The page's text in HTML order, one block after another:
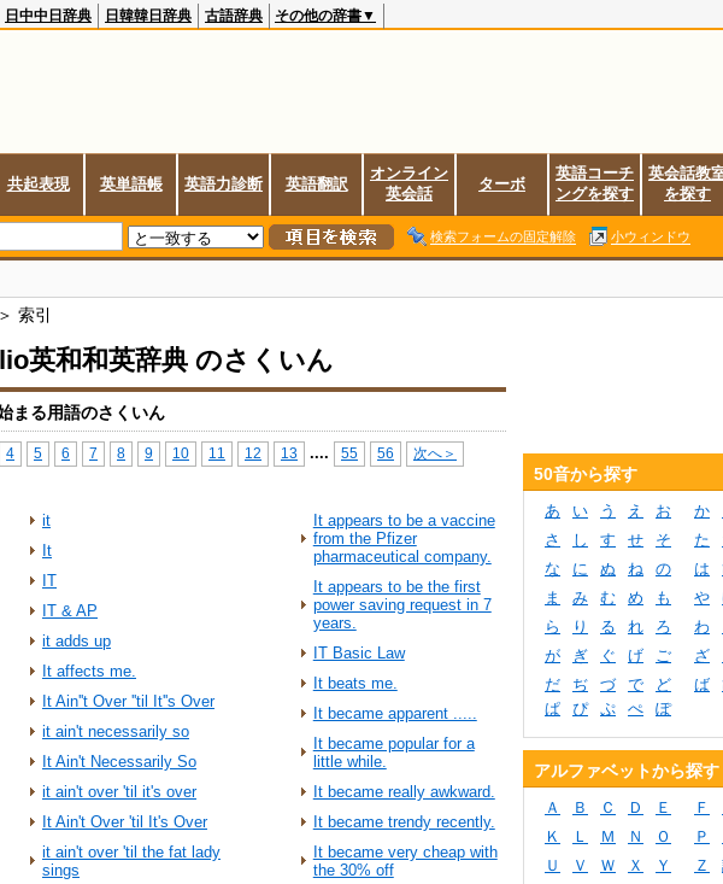
日中中日辞典 日韓韓日辞典 古語辞典 その他の辞書▼
共起表現 英単語帳 英語力診断 英語翻訳
オンライン
英会話
ターボ
英語コーチ
ングを探す
英会話教
を探す
検索フォームの固定解除 小ウィンドウ
＞ 索引
英和和英辞典 のさくいん
まる用語のさくいん
4 5 6 7 8 9 10 11 12 13 .... 55 56 次へ＞
it
It
IT
IT & AP
it adds up
It affects me.
It Ain''t Over ''til It''s Over
it ain't necessarily so
It Ain't Necessarily So
it ain't over 'til it's over
It Ain't Over 'til It's Over
it ain't over 'til the fat lady
sings
It appears to be a vaccine
from the Pfizer
pharmaceutical company.
It appears to be the first
power saving request in 7
years.
IT Basic Law
It beats me.
It became apparent .....
It became popular for a
little while.
It became really awkward.
It became trendy recently.
It became very cheap with
the 30% off
50音から探す
あ い う え お か
さ
し す せ そ た
な
に ぬ ね の は
ま
み む め も や
ら
り る れ ろ わ
が
ぎ ぐ げ ご ざ
だ
ぢ づ で ど ば
ぱ
ぴ ぷ ぺ ぽ
アルファベットから探す
Ａ Ｂ Ｃ Ｄ Ｅ Ｆ
Ｋ
Ｌ Ｍ Ｎ Ｏ Ｐ
Ｕ
Ｖ Ｗ Ｘ Ｙ Ｚ